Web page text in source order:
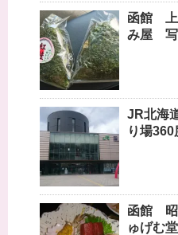
函館
み屋
JR北海
り場
函館 昭
ゅげむ